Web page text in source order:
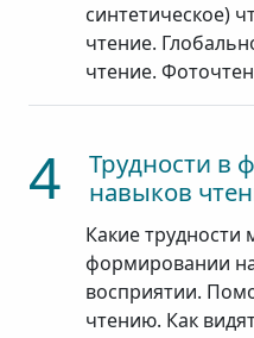
синтетическое)
чтение.
чтение.
4
Трудности в
навыков
Какие трудности
формировании
восприятии.
чтению. Как